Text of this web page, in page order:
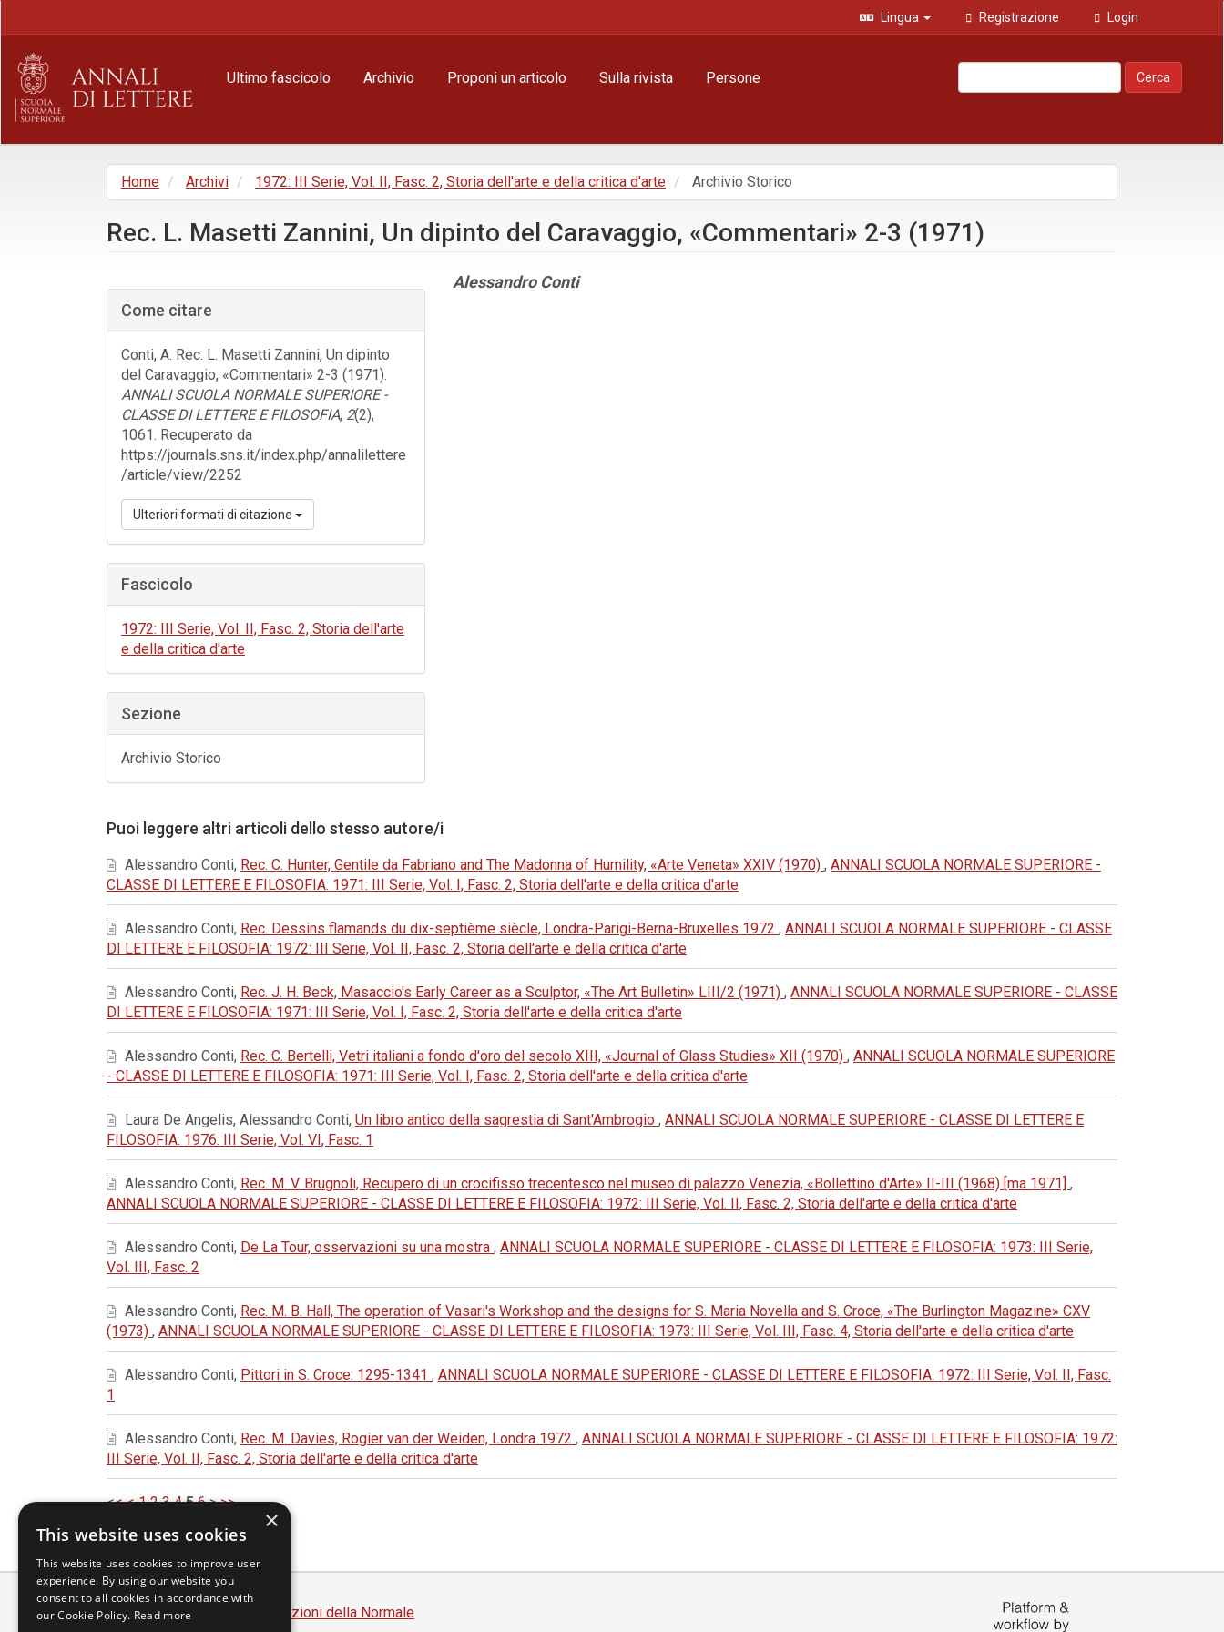
principale
Barra
laterale
Lingua Registrazione Login
Ultimo fascicolo Archivio Proponi un articolo Sulla rivista Persone Cerca
Home Archivi 1972: III Serie, Vol. II, Fasc. 2, Storia dell'arte e della critica d'arte Archivio Storico
Rec. L. Masetti Zannini, Un dipinto del Caravaggio, «Commentari» 2-3 (1971)
laterale
dell'articolo
Come citare
Conti, A. Rec. L. Masetti Zannini, Un dipinto
del Caravaggio, «Commentari» 2-3 (1971).
ANNALI SCUOLA NORMALE SUPERIORE -
CLASSE DI LETTERE E FILOSOFIA, 2(2),
1061. Recuperato da
https://journals.sns.it/index.php/annalilettere
/article/view/2252
Ulteriori formati di citazione
Fascicolo
1972: III Serie, Vol. II, Fasc. 2, Storia dell'arte
e della critica d'arte
Sezione
Archivio Storico
Contenuto
Alessandro Conti
Puoi leggere altri articoli dello stesso autore/i
Alessandro Conti, Rec. C. Hunter, Gentile da Fabriano and The Madonna of Humility, «Arte Veneta» XXIV (1970) , ANNALI SCUOLA NORMALE SUPERIORE -
CLASSE DI LETTERE E FILOSOFIA: 1971: III Serie, Vol. I, Fasc. 2, Storia dell'arte e della critica d'arte
Alessandro Conti, Rec. Dessins flamands du dix-septième siècle, Londra-Parigi-Berna-Bruxelles 1972 , ANNALI SCUOLA NORMALE SUPERIORE - CLASSE
DI LETTERE E FILOSOFIA: 1972: III Serie, Vol. II, Fasc. 2, Storia dell'arte e della critica d'arte
Alessandro Conti, Rec. J. H. Beck, Masaccio's Early Career as a Sculptor, «The Art Bulletin» LIII/2 (1971) , ANNALI SCUOLA NORMALE SUPERIORE - CLASSE
DI LETTERE E FILOSOFIA: 1971: III Serie, Vol. I, Fasc. 2, Storia dell'arte e della critica d'arte
Alessandro Conti, Rec. C. Bertelli, Vetri italiani a fondo d'oro del secolo XIII, «Journal of Glass Studies» XII (1970) , ANNALI SCUOLA NORMALE SUPERIORE
- CLASSE DI LETTERE E FILOSOFIA: 1971: III Serie, Vol. I, Fasc. 2, Storia dell'arte e della critica d'arte
Laura De Angelis, Alessandro Conti, Un libro antico della sagrestia di Sant'Ambrogio , ANNALI SCUOLA NORMALE SUPERIORE - CLASSE DI LETTERE E
FILOSOFIA: 1976: III Serie, Vol. VI, Fasc. 1
Alessandro Conti, Rec. M. V. Brugnoli, Recupero di un crocifisso trecentesco nel museo di palazzo Venezia, «Bollettino d'Arte» II-III (1968) [ma 1971] ,
ANNALI SCUOLA NORMALE SUPERIORE - CLASSE DI LETTERE E FILOSOFIA: 1972: III Serie, Vol. II, Fasc. 2, Storia dell'arte e della critica d'arte
Alessandro Conti, De La Tour, osservazioni su una mostra , ANNALI SCUOLA NORMALE SUPERIORE - CLASSE DI LETTERE E FILOSOFIA: 1973: III Serie,
Vol. III, Fasc. 2
Alessandro Conti, Rec. M. B. Hall, The operation of Vasari's Workshop and the designs for S. Maria Novella and S. Croce, «The Burlington Magazine» CXV
(1973) , ANNALI SCUOLA NORMALE SUPERIORE - CLASSE DI LETTERE E FILOSOFIA: 1973: III Serie, Vol. III, Fasc. 4, Storia dell'arte e della critica d'arte
Alessandro Conti, Pittori in S. Croce: 1295-1341 , ANNALI SCUOLA NORMALE SUPERIORE - CLASSE DI LETTERE E FILOSOFIA: 1972: III Serie, Vol. II, Fasc.
1
Alessandro Conti, Rec. M. Davies, Rogier van der Weiden, Londra 1972 , ANNALI SCUOLA NORMALE SUPERIORE - CLASSE DI LETTERE E FILOSOFIA: 1972:
III Serie, Vol. II, Fasc. 2, Storia dell'arte e della critica d'arte
<< < 1 2 3 4 5 6 > >>
Scuola Normale Superiore Edizioni della Normale
×
This website uses cookies
This website uses cookies to improve user
experience. By using our website you
consent to all cookies in accordance with
our Cookie Policy. Read more